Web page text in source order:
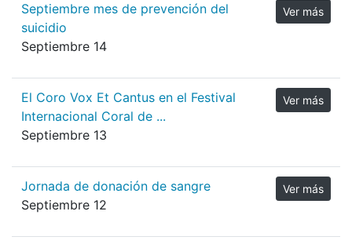
Septiembre mes de prevención del
suicidio
Septiembre 14
Ver más
El Coro Vox Et Cantus en el Festival
Internacional Coral de ...
Septiembre 13
Ver más
Jornada de donación de sangre
Septiembre 12
Ver más